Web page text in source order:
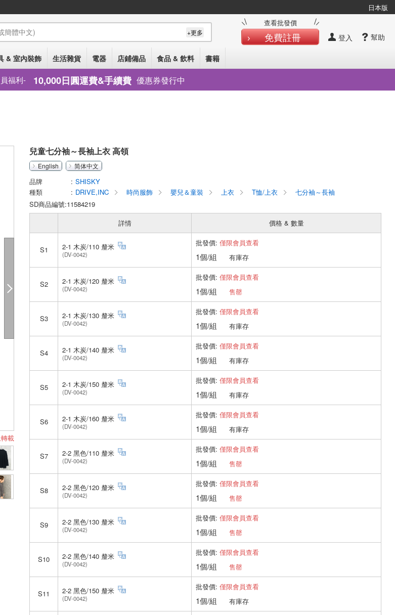
日本版
幫助
登入
查看批發價
免費註冊
簡體中文) +更多
& 室內裝飾 生活雜貨 電器 店鋪備品 食品 & 飲料 書籍
福利 10,000日圓運費&手續費 優惠券發行中
載
兒童七分袖～長袖上衣 高領
English 简体中文
品牌
SHISKY
種類
DRIVE,INC 時尚服飾 嬰兒＆童裝 上衣 T恤/上衣
七分袖～長袖
SD商品編號:11584219
詳情
價格 & 數量
S1 2-1 木炭/110 釐米
(DV-0042)
批發價: 僅限會員查看
1個/組 有庫存
S2 2-1 木炭/120 釐米
(DV-0042)
批發價: 僅限會員查看
1個/組 售罄
S3 2-1 木炭/130 釐米
(DV-0042)
批發價: 僅限會員查看
1個/組 有庫存
S4 2-1 木炭/140 釐米
(DV-0042)
批發價: 僅限會員查看
1個/組 有庫存
S5 2-1 木炭/150 釐米
(DV-0042)
批發價: 僅限會員查看
1個/組 有庫存
S6 2-1 木炭/160 釐米
(DV-0042)
批發價: 僅限會員查看
1個/組 有庫存
S7 2-2 黑色/110 釐米
(DV-0042)
批發價: 僅限會員查看
1個/組 售罄
S8 2-2 黑色/120 釐米
(DV-0042)
批發價: 僅限會員查看
1個/組 售罄
S9 2-2 黑色/130 釐米
(DV-0042)
批發價: 僅限會員查看
1個/組 售罄
S10 2-2 黑色/140 釐米
(DV-0042)
批發價: 僅限會員查看
1個/組 售罄
S11 2-2 黑色/150 釐米
(DV-0042)
批發價: 僅限會員查看
1個/組 有庫存